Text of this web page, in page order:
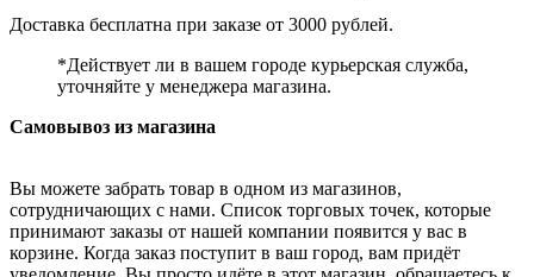
Доставка бесплатна при заказе от 3000 рублей.
*Действует ли в вашем городе курьерская служба,
уточняйте у менеджера магазина.
Самовывоз из магазина
Вы можете забрать товар в одном из магазинов,
сотрудничающих с нами. Список торговых точек, которые
принимают заказы от нашей компании появится у вас в
корзине. Когда заказ поступит в ваш город, вам придёт